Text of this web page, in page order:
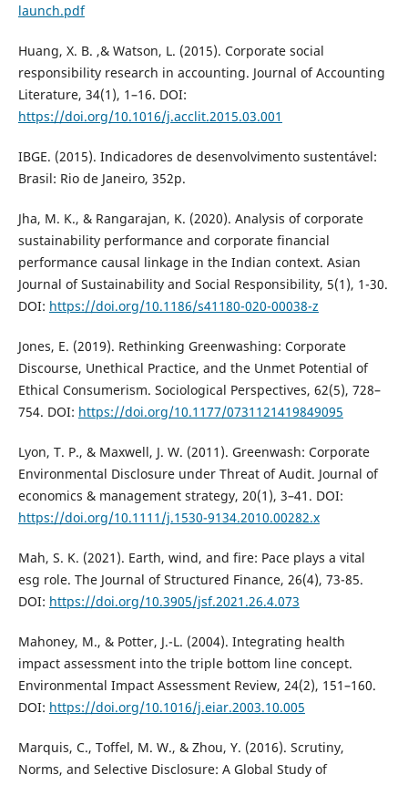
launch.pdf
Huang, X. B. ,& Watson, L. (2015). Corporate social
responsibility research in accounting. Journal of Accounting
Literature, 34(1), 1–16. DOI:
https://doi.org/10.1016/j.acclit.2015.03.001
IBGE. (2015). Indicadores de desenvolvimento sustentável:
Brasil: Rio de Janeiro, 352p.
Jha, M. K., & Rangarajan, K. (2020). Analysis of corporate
sustainability performance and corporate financial
performance causal linkage in the Indian context. Asian
Journal of Sustainability and Social Responsibility, 5(1), 1-30.
DOI: https://doi.org/10.1186/s41180-020-00038-z
Jones, E. (2019). Rethinking Greenwashing: Corporate
Discourse, Unethical Practice, and the Unmet Potential of
Ethical Consumerism. Sociological Perspectives, 62(5), 728–
754. DOI: https://doi.org/10.1177/0731121419849095
Lyon, T. P., & Maxwell, J. W. (2011). Greenwash: Corporate
Environmental Disclosure under Threat of Audit. Journal of
economics & management strategy, 20(1), 3–41. DOI:
https://doi.org/10.1111/j.1530-9134.2010.00282.x
Mah, S. K. (2021). Earth, wind, and fire: Pace plays a vital
esg role. The Journal of Structured Finance, 26(4), 73-85.
DOI: https://doi.org/10.3905/jsf.2021.26.4.073
Mahoney, M., & Potter, J.-L. (2004). Integrating health
impact assessment into the triple bottom line concept.
Environmental Impact Assessment Review, 24(2), 151–160.
DOI: https://doi.org/10.1016/j.eiar.2003.10.005
Marquis, C., Toffel, M. W., & Zhou, Y. (2016). Scrutiny,
Norms, and Selective Disclosure: A Global Study of